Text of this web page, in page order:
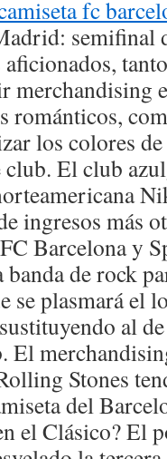
fc
semifinal
merchandising
románticos,
los colores
club. El club
ingresos más
Barcelona y
de rock
se plasmará el
al
El
Stones
del
el Clásico? El